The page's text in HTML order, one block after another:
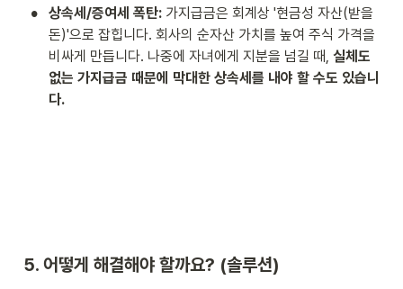
• 상속세/증여세 폭탄: 가지급금은 회계상 '현금성 자산(받을
돈)'으로 잡힙니다. 회사의 순자산 가치를 높여 주식 가격을
비싸게 만듭니다. 나중에 자녀에게 지분을 넘길 때, 실체도
없는 가지급금 때문에 막대한 상속세를 내야 할 수도 있습니
다.
5. 어떻게 해결해야 할까요? (솔루션)